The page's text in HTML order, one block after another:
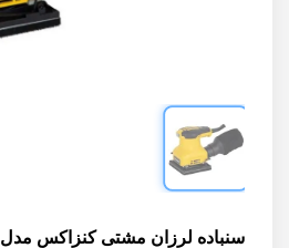
سنباده لرزان مشتی کنزاکس مدل 4600